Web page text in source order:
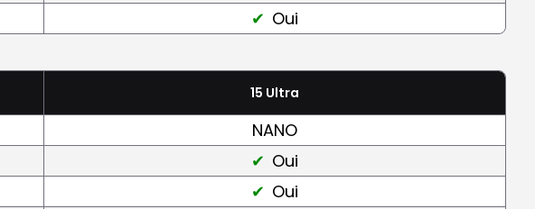
Oui
15 Ultra
NANO
Oui
Oui